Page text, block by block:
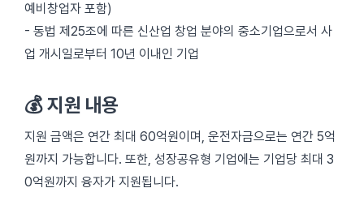
예비창업자 포함)
- 동법 제25조에 따른 신산업 창업 분야의 중소기업으로서 사
업 개시일로부터 10년 이내인 기업
💰 지원 내용
지원 금액은 연간 최대 60억원이며, 운전자금으로는 연간 5억
원까지 가능합니다. 또한, 성장공유형 기업에는 기업당 최대 3
0억원까지 융자가 지원됩니다.